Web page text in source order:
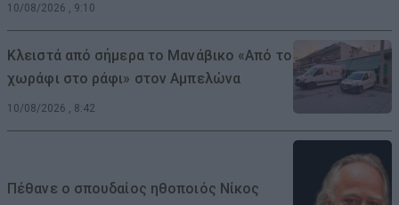
10/08/2026 , 9:10
Κλειστά από σήμερα το Μανάβικο «Από το
χωράφι στο ράφι» στον Αμπελώνα
10/08/2026 , 8:42
Πέθανε ο σπουδαίος ηθοποιός Νίκος